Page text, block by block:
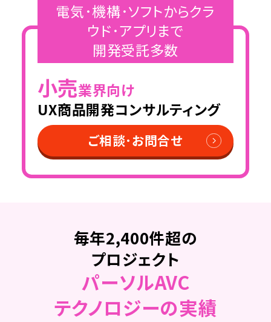
電気･機構･ソフトからクラ
ウド･アプリまで
開発受託多数
小売業界向け
UX商品開発コンサルティング
ご相談･お問合せ
毎年2,400件超の
プロジェクト
パーソルAVC
テクノロジーの実績